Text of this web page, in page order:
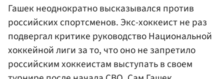
Гашек неоднократно высказывался против
российских спортсменов. Экс-хоккеист не раз
подвергал критике руководство Национальной
хоккейной лиги за то, что оно не запретило
российским хоккеистам выступать в своем